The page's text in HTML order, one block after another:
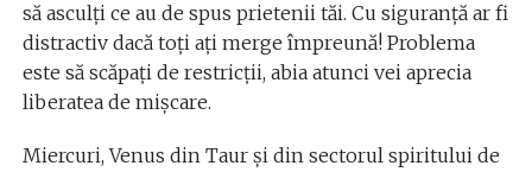
să asculți ce au de spus prietenii tăi. Cu siguranță ar fi
distractiv dacă toți ați merge împreună! Problema
este să scăpați de restricții, abia atunci vei aprecia
liberatea de mișcare.
Miercuri, Venus din Taur și din sectorul spiritului de